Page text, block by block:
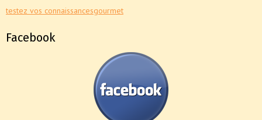
testez vos connaissancesgourmet
Facebook